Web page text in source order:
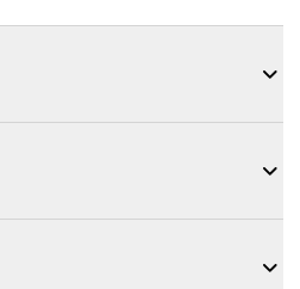


